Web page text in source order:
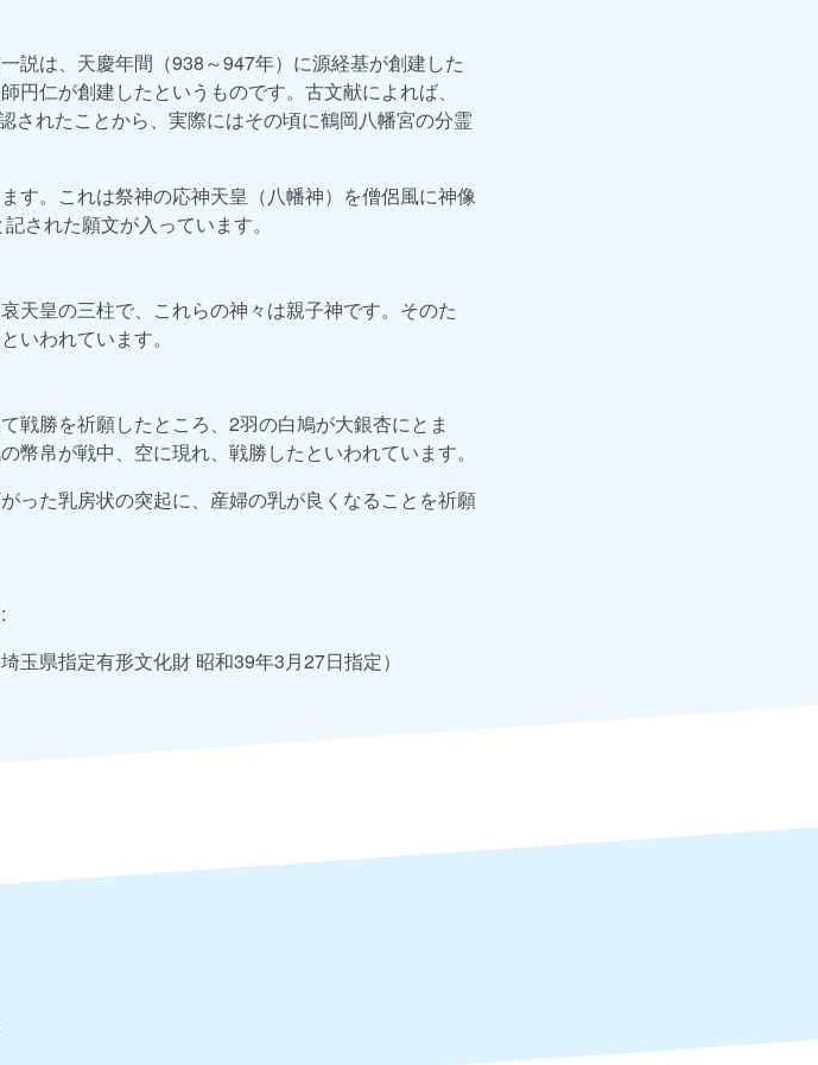
説は、天慶年間（938～947年）に源経基が創建した
仁が創建したというものです。古文献によれば、
されたことから、実際にはその頃に鶴岡八幡宮の分霊
す。これは祭神の応神天皇（八幡神）を僧侶風に神像
された願文が入っています。
天皇の三柱で、これらの神々は親子神です。そのた
いわれています。
戦勝を祈願したところ、2羽の白鳩が大銀杏にとま
帛が戦中、空に現れ、戦勝したといわれています。
った乳房状の突起に、産婦の乳が良くなることを祈願
埼玉県指定有形文化財 昭和39年3月27日指定）